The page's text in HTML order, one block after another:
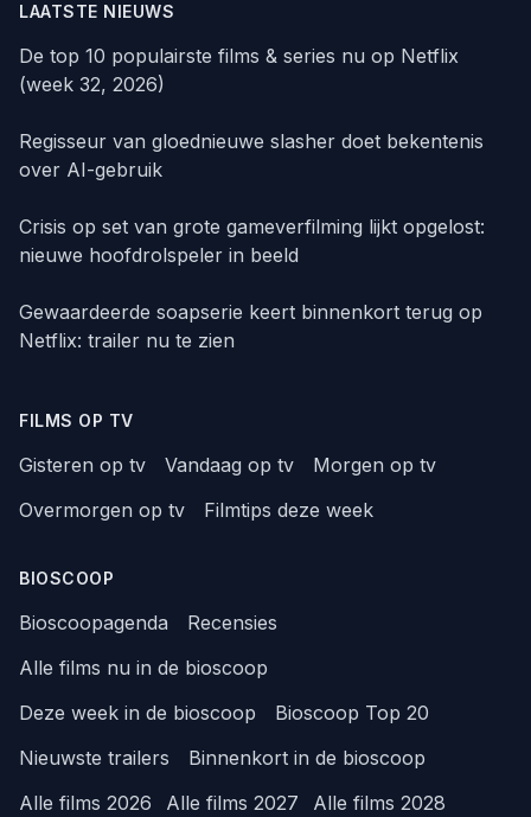
LAATSTE NIEUWS
De top 10 populairste films & series nu op Netflix
(week 32, 2026)
Regisseur van gloednieuwe slasher doet bekentenis
over AI-gebruik
Crisis op set van grote gameverfilming lijkt opgelost:
nieuwe hoofdrolspeler in beeld
Gewaardeerde soapserie keert binnenkort terug op
Netflix: trailer nu te zien
FILMS OP TV
Gisteren op tv Vandaag op tv
Morgen op tv
Overmorgen op tv
Filmtips deze week
BIOSCOOP
Bioscoopagenda
Recensies
Alle films nu in de bioscoop
Deze week in de bioscoop
Bioscoop Top 20
Nieuwste trailers
Binnenkort in de bioscoop
Alle films 2026
Alle films 2027 Alle films 2028